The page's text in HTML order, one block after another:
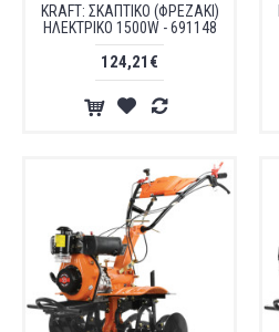
KRAFT: ΣΚΑΠΤΙΚΟ (ΦΡΕΖΑΚΙ)
ΗΛΕΚΤΡΙΚΟ 1500W - 691148
124,21€